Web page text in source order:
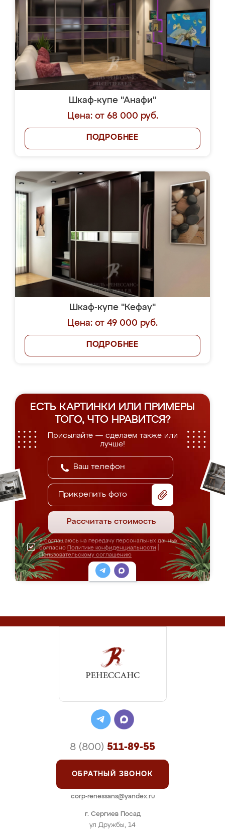
Шкаф-купе "Анафи"
Цена: от 68 000 руб.
ПОДРОБНЕЕ
Шкаф-купе "Кефау"
Цена: от 49 000 руб.
ПОДРОБНЕЕ
ЕСТЬ КАРТИНКИ ИЛИ ПРИМЕРЫ
ТОГО, ЧТО НРАВИТСЯ?
Присылайте — сделаем также или
лучше!
Прикрепить фото
Рассчитать стоимость
Я соглашаюсь на передачу персональных данных
согласно Политике конфиденциальности
Пользовательскому соглашению
г. Сергиев Посад
ул Дружбы, 14
8 (800) 511-89-55
ОБРАТНЫЙ ЗВОНОК
corp-renessans@yandex.ru